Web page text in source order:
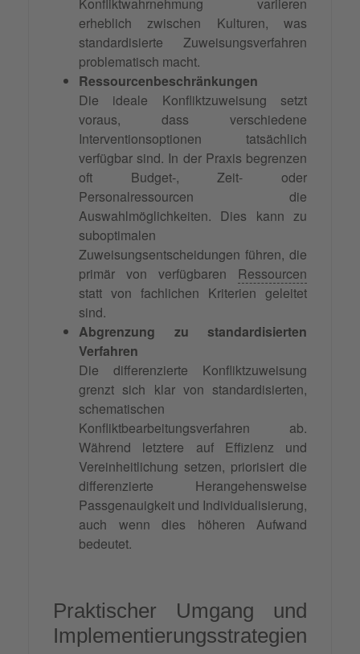
Konfliktwahrnehmung variieren
erheblich zwischen Kulturen, was
standardisierte Zuweisungsverfahren
problematisch macht.
Ressourcenbeschränkungen
Die ideale Konfliktzuweisung setzt
voraus, dass verschiedene
Interventionsoptionen tatsächlich
verfügbar sind. In der Praxis begrenzen
oft Budget-, Zeit- oder
Personalressourcen die
Auswahlmöglichkeiten. Dies kann zu
suboptimalen
Zuweisungsentscheidungen führen, die
primär von verfügbaren Ressourcen
statt von fachlichen Kriterien geleitet
sind.
Abgrenzung zu standardisierten
Verfahren
Die differenzierte Konfliktzuweisung
grenzt sich klar von standardisierten,
schematischen
Konfliktbearbeitungsverfahren ab.
Während letztere auf Effizienz und
Vereinheitlichung setzen, priorisiert die
differenzierte Herangehensweise
Passgenauigkeit und Individualisierung,
auch wenn dies höheren Aufwand
bedeutet.
Praktischer Umgang und
Implementierungsstrategien